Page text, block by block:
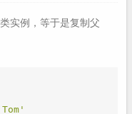
实例，等于是复制父